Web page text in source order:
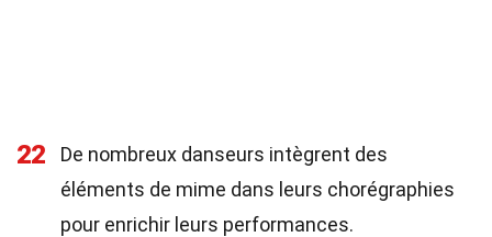
22
De nombreux danseurs intègrent des
éléments de mime dans leurs chorégraphies
pour enrichir leurs performances.